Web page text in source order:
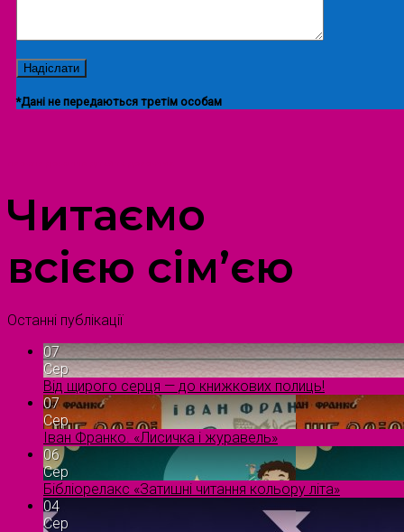
*Дані не передаються третім особам
Читаємо
всією сім’єю
Останні публікації
07
Сер
Від щирого серця — до книжкових полиць!
07
Сер
Іван Франко. «Лисичка і журавель»
06
Сер
Бібліорелакс «Затишні читання кольору літа»
04
Сер